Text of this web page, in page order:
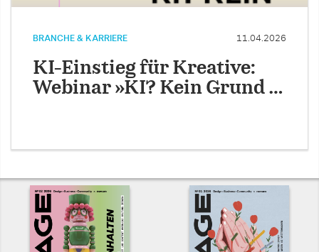
BRANCHE & KARRIERE 11.04.2026
KI-Einstieg für Kreative:
Webinar »KI? Kein Grund …